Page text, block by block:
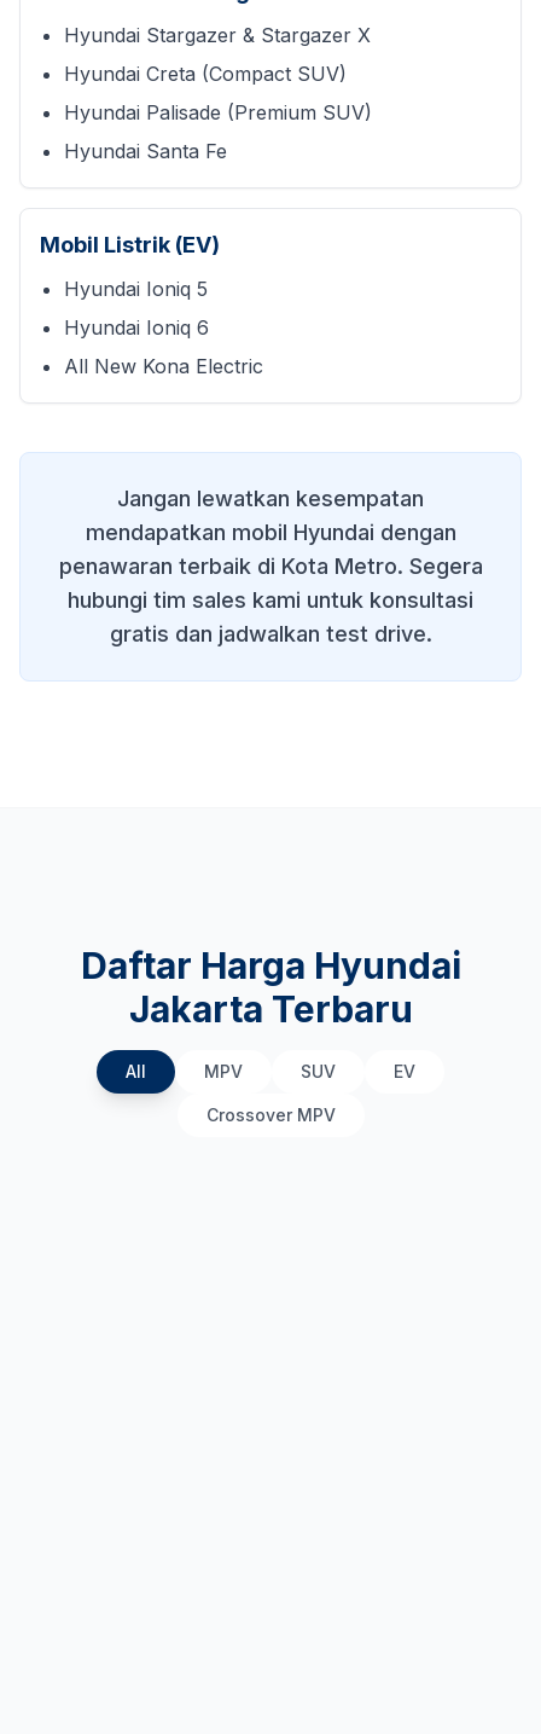
Hyundai Stargazer & Stargazer X
Hyundai Creta (Compact SUV)
Hyundai Palisade (Premium SUV)
Hyundai Santa Fe
Mobil Listrik (EV)
Hyundai Ioniq 5
Hyundai Ioniq 6
All New Kona Electric
Jangan lewatkan kesempatan
mendapatkan mobil Hyundai dengan
penawaran terbaik di Kota Metro. Segera
hubungi tim sales kami untuk konsultasi
gratis dan jadwalkan test drive.
Daftar Harga Hyundai
Jakarta Terbaru
All MPV SUV EV
Crossover MPV